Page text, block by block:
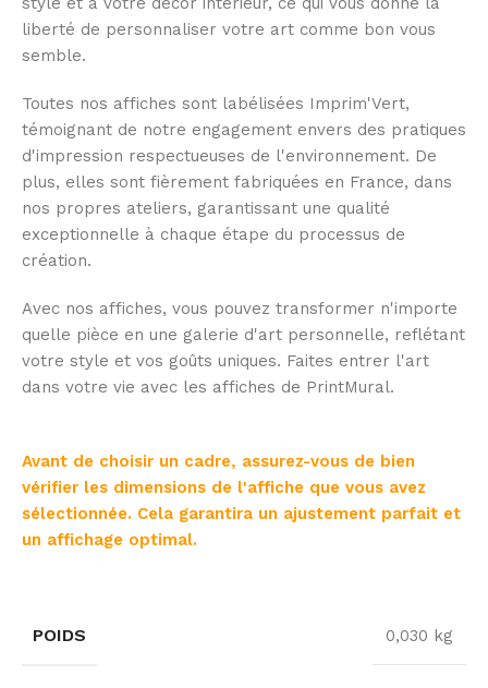
liberté de personnaliser votre art comme bon vous
semble.
Toutes nos affiches sont labélisées Imprim'Vert,
témoignant de notre engagement envers des pratiques
d'impression respectueuses de l'environnement. De
plus, elles sont fièrement fabriquées en France, dans
nos propres ateliers, garantissant une qualité
exceptionnelle à chaque étape du processus de
création.
Avec nos affiches, vous pouvez transformer n'importe
quelle pièce en une galerie d'art personnelle, reflétant
votre style et vos goûts uniques. Faites entrer l'art
dans votre vie avec les affiches de PrintMural.
Avant de choisir un cadre, assurez-vous de bien
vérifier les dimensions de l'affiche que vous avez
sélectionnée. Cela garantira un ajustement parfait et
un affichage optimal.
POIDS 0,030 kg